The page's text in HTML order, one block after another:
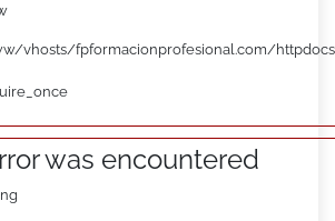
vhosts/fpformacionprofesional.com/
was encountered